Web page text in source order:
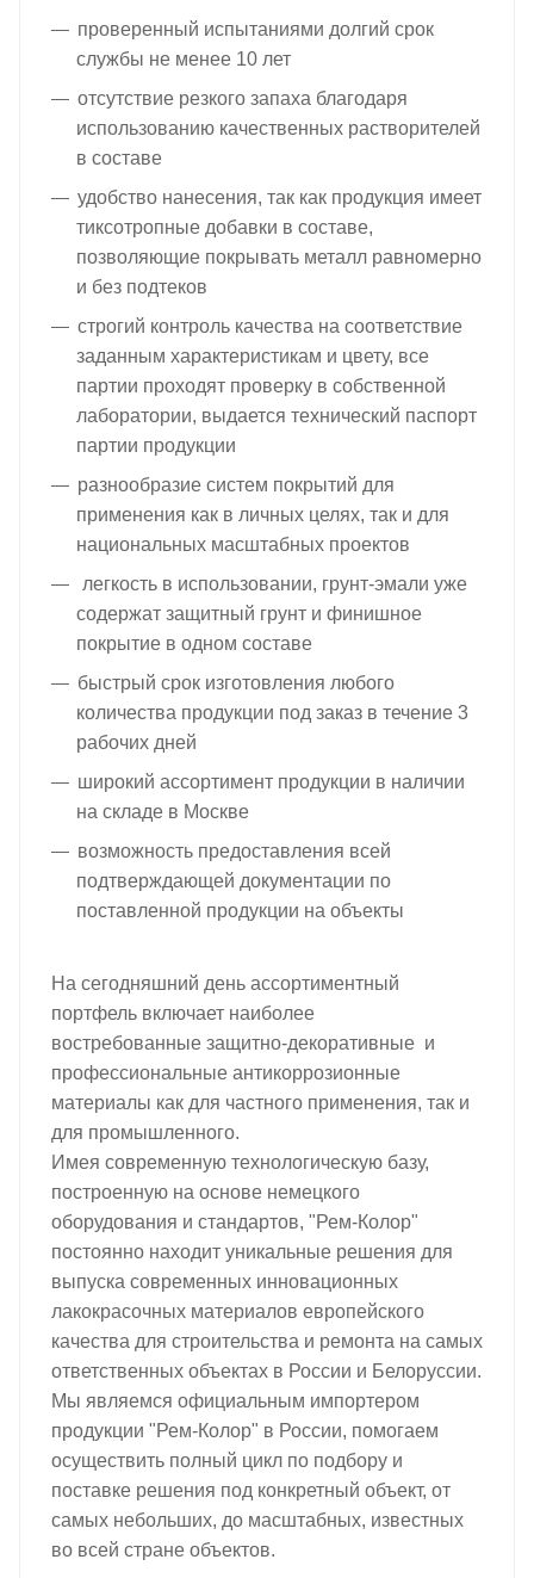
проверенный испытаниями долгий срок
службы не менее 10 лет
отсутствие резкого запаха благодаря
использованию качественных растворителей
в составе
удобство нанесения, так как продукция имеет
тиксотропные добавки в составе,
позволяющие покрывать металл равномерно
и без подтеков
строгий контроль качества на соответствие
заданным характеристикам и цвету, все
партии проходят проверку в собственной
лаборатории, выдается технический паспорт
партии продукции
разнообразие систем покрытий для
применения как в личных целях, так и для
национальных масштабных проектов
легкость в использовании, грунт-эмали уже
содержат защитный грунт и финишное
покрытие в одном составе
быстрый срок изготовления любого
количества продукции под заказ в течение 3
рабочих дней
широкий ассортимент продукции в наличии
на складе в Москве
возможность предоставления всей
подтверждающей документации по
поставленной продукции на объекты
На сегодняшний день ассортиментный
портфель включает наиболее
востребованные защитно-декоративные и
профессиональные антикоррозионные
материалы как для частного применения, так и
для промышленного.
Имея современную технологическую базу,
построенную на основе немецкого
оборудования и стандартов, "Рем-Колор"
постоянно находит уникальные решения для
выпуска современных инновационных
лакокрасочных материалов европейского
качества для строительства и ремонта на самых
ответственных объектах в России и Белоруссии.
Мы являемся официальным импортером
продукции "Рем-Колор" в России, помогаем
осуществить полный цикл по подбору и
поставке решения под конкретный объект, от
самых небольших, до масштабных, известных
во всей стране объектов.